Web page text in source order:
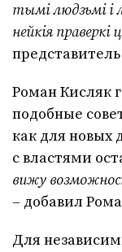
тымі людзьмі і
нейкія праверкі
Роман Кисляк
подобные
как для новых
с властями
вижу
– добавил
Для